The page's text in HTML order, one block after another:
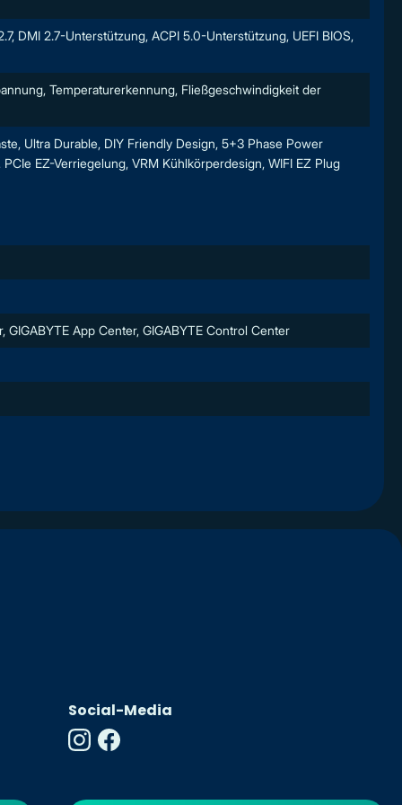
DMI 2.7-Unterstützung, ACPI 5.0-Unterstützung, UEFI BIOS,
Temperaturerkennung, Fließgeschwindigkeit der
Ultra Durable, DIY Friendly Design, 5+3 Phase Power
EZ-Verriegelung, VRM Kühlkörperdesign, WIFI EZ Plug
App Center, GIGABYTE Control Center
Social-Media